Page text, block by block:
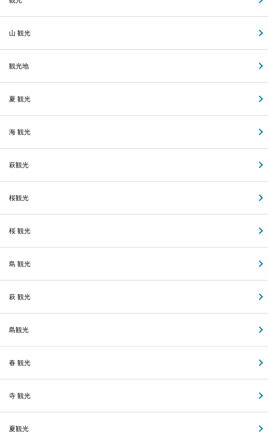
山 観光
観光地
夏 観光
海 観光
萩観光
桜観光
桜 観光
島 観光
萩 観光
島観光
春 観光
寺 観光
夏観光